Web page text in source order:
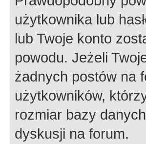
użytkownika lub
lub Twoje konto
powodu. Jeżeli
żadnych postów na
użytkowników,
rozmiar bazy
dyskusji na forum.